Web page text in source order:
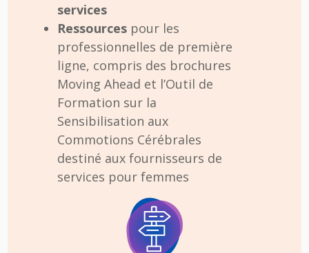
services
Ressourcespour les
professionnelles de première
ligne, compris des brochures
Moving Ahead et l’Outil de
Formation sur la
Sensibilisation aux
Commotions Cérébrales
destiné aux fournisseurs de
services pour femmes